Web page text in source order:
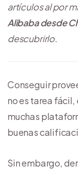
artículos al por
Alibaba desde
descubrirlo.
Conseguir
no es tarea
muchas
buenas
Sin embargo,